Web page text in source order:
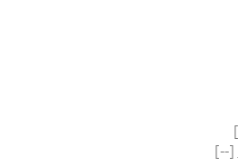
--